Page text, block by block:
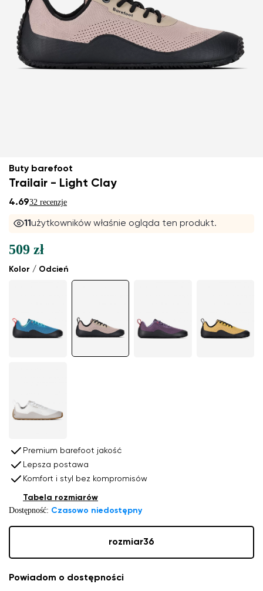
Buty barefoot
Trailair - Light Clay
4.6932 recenzje
11użytkowników właśnie ogląda ten produkt.
Kolor / Odcień
509 zł
Premium barefoot jakość
Lepsza postawa
Komfort i styl bez kompromisów
Dostępność: Czasowo niedostępny
Tabela rozmiarów
rozmiar36
Powiadom o dostępności